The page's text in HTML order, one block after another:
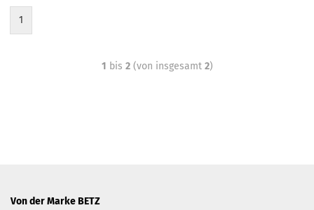
1
1 bis 2(von insgesamt 2)
Von der Marke BETZ